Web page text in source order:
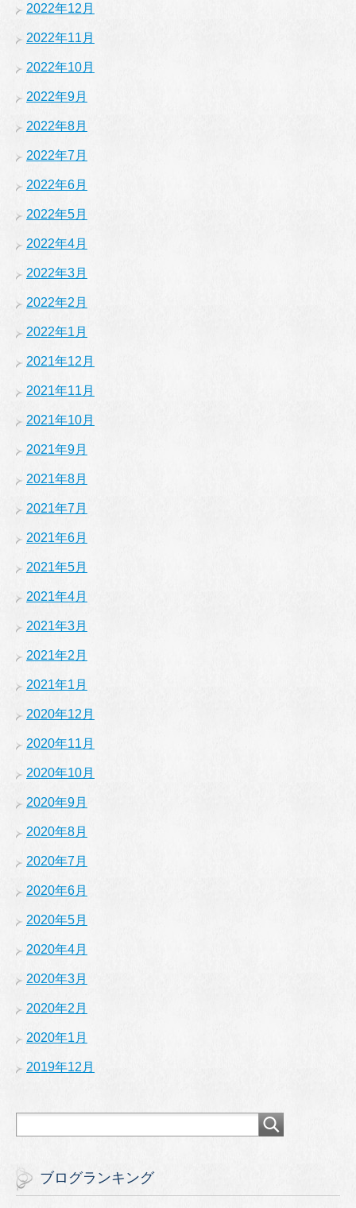
2022年12月
2022年11月
2022年10月
2022年9月
2022年8月
2022年7月
2022年6月
2022年5月
2022年4月
2022年3月
2022年2月
2022年1月
2021年12月
2021年11月
2021年10月
2021年9月
2021年8月
2021年7月
2021年6月
2021年5月
2021年4月
2021年3月
2021年2月
2021年1月
2020年12月
2020年11月
2020年10月
2020年9月
2020年8月
2020年7月
2020年6月
2020年5月
2020年4月
2020年3月
2020年2月
2020年1月
2019年12月
ブログランキング